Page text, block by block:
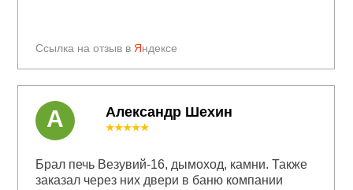
Ссылка на отзыв в Яндексе
Александр Шехин
★★★★★
Брал печь Везувий-16, дымоход, камни. Также
заказал через них двери в баню компании
А